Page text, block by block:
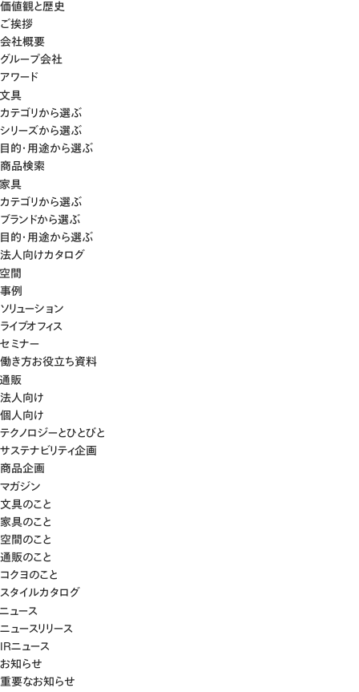
価値観と歴史
ご挨拶
会社概要
グループ会社
アワード
文具
カテゴリから選ぶ
シリーズから選ぶ
目的・用途から選ぶ
商品検索
家具
カテゴリから選ぶ
ブランドから選ぶ
目的・用途から選ぶ
法人向けカタログ
空間
事例
ソリューション
ライブオフィス
セミナー
働き方お役立ち資料
通販
法人向け
個人向け
テクノロジーとひとびと
サステナビリティ企画
商品企画
マガジン
文具のこと
家具のこと
空間のこと
通販のこと
コクヨのこと
スタイルカタログ
ニュース
ニュースリリース
IRニュース
お知らせ
重要なお知らせ